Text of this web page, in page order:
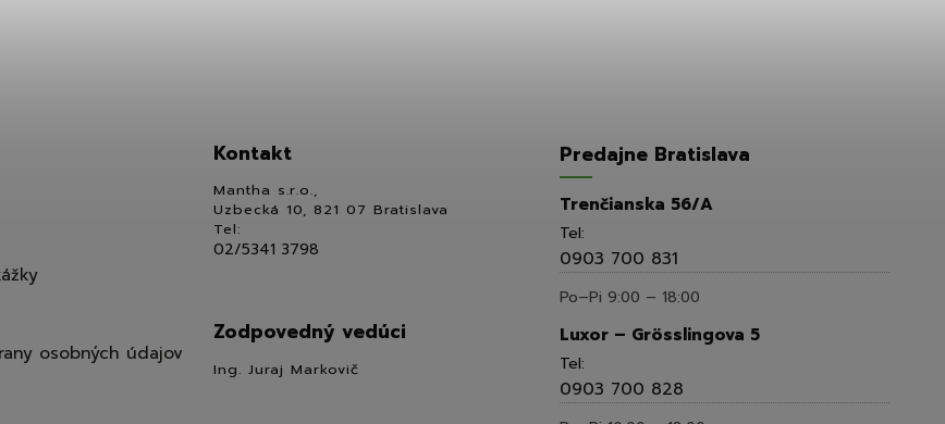
osobných údajov
Kontakt
Mantha s.r.o.,
Uzbecká 10, 821 07 Bratislava
Tel:
02/5341 3798
Zodpovedný vedúci
Ing. Juraj Markovič
Predajne Bratislava
Trenčianska 56/A
Tel:
0903 700 831
Po–Pi 9:00 – 18:00
Luxor – Grösslingova 5
Tel:
0903 700 828